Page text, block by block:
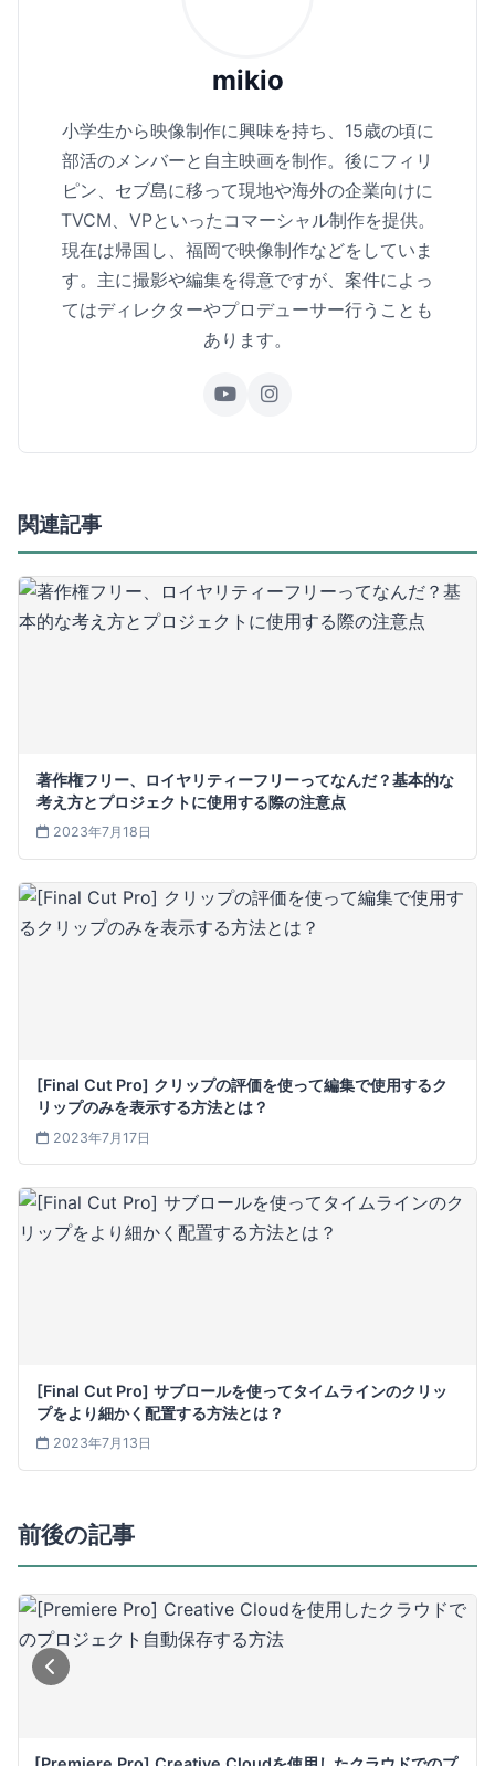
mikio
小学生から映像制作に興味を持ち、15歳の頃に
部活のメンバーと自主映画を制作。後にフィリ
ピン、セブ島に移って現地や海外の企業向けに
TVCM、VPといったコマーシャル制作を提供。
現在は帰国し、福岡で映像制作などをしていま
す。主に撮影や編集を得意ですが、案件によっ
てはディレクターやプロデューサー行うことも
あります。
関連記事
著作権フリー、ロイヤリティーフリーってなんだ？基本的な
考え方とプロジェクトに使用する際の注意点
2023年7月18日
[Final Cut Pro] クリップの評価を使って編集で使用するク
リップのみを表示する方法とは？
2023年7月17日
[Final Cut Pro] サブロールを使ってタイムラインのクリッ
プをより細かく配置する方法とは？
2023年7月13日
前後の記事